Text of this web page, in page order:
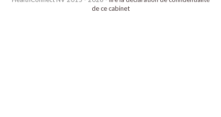
de ce cabinet